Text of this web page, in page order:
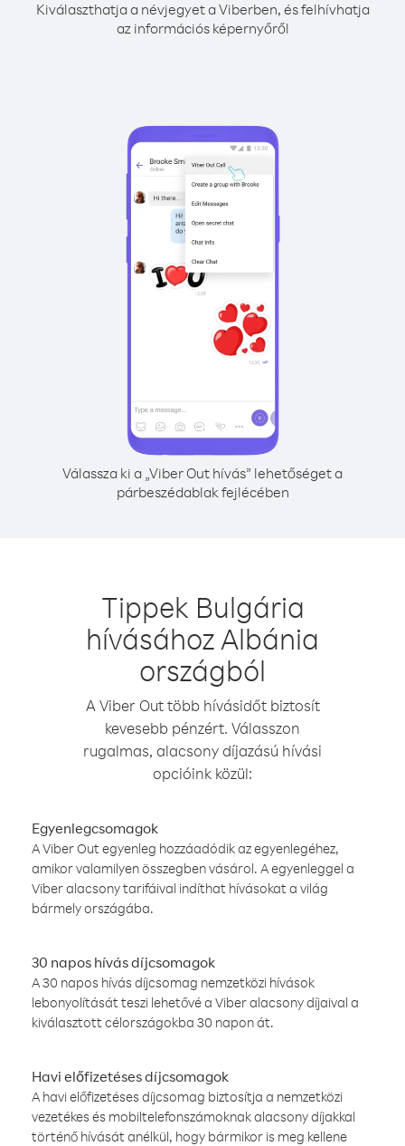
Kiválaszthatja a névjegyet a Viberben, és felhívhatja
az információs képernyőről
Válassza ki a „Viber Out hívás” lehetőséget a
párbeszédablak fejlécében
Tippek Bulgária
hívásához Albánia
országból
A Viber Out több hívásidőt biztosít
kevesebb pénzért. Válasszon
rugalmas, alacsony díjazású hívási
opcióink közül:
Egyenlegcsomagok
A Viber Out egyenleg hozzáadódik az egyenlegéhez,
amikor valamilyen összegben vásárol. A egyenleggel a
Viber alacsony tarifáival indíthat hívásokat a világ
bármely országába.
30 napos hívás díjcsomagok
A 30 napos hívás díjcsomag nemzetközi hívások
lebonyolítását teszi lehetővé a Viber alacsony díjaival a
kiválasztott célországokba 30 napon át.
Havi előfizetéses díjcsomagok
A havi előfizetéses díjcsomag biztosítja a nemzetközi
vezetékes és mobiltelefonszámoknak alacsony díjakkal
történő hívását anélkül, hogy bármikor is meg kellene